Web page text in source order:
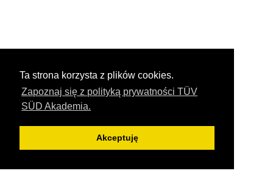
Ta strona korzysta z plików cookies.
Zapoznaj się z polityką prywatności TÜV
SÜD Akademia.
Akceptuję